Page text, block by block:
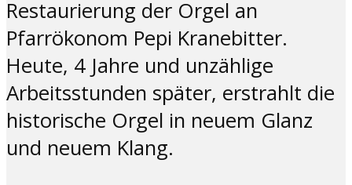
Restaurierung der Orgel an
Pfarrökonom Pepi Kranebitter.
Heute, 4 Jahre und unzählige
Arbeitsstunden später, erstrahlt die
historische Orgel in neuem Glanz
und neuem Klang.